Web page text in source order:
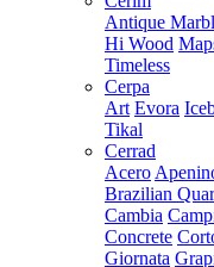
Antique
Hi Wood
Timeless
Cerpa
Art Evora
Tikal
Cerrad
Acero
Brazilian
Cambia
Concrete
Giornata